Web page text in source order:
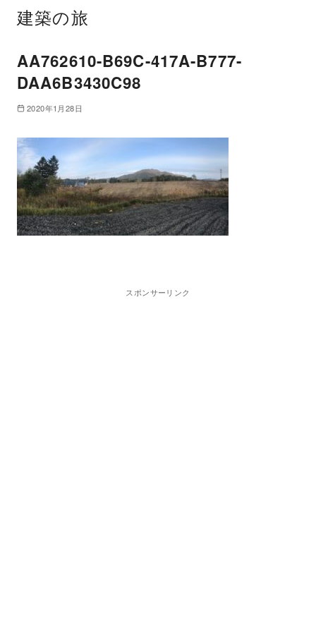
建築の旅
AA762610-B69C-417A-B777-
DAA6B3430C98
2020年1月28日
スポンサーリンク